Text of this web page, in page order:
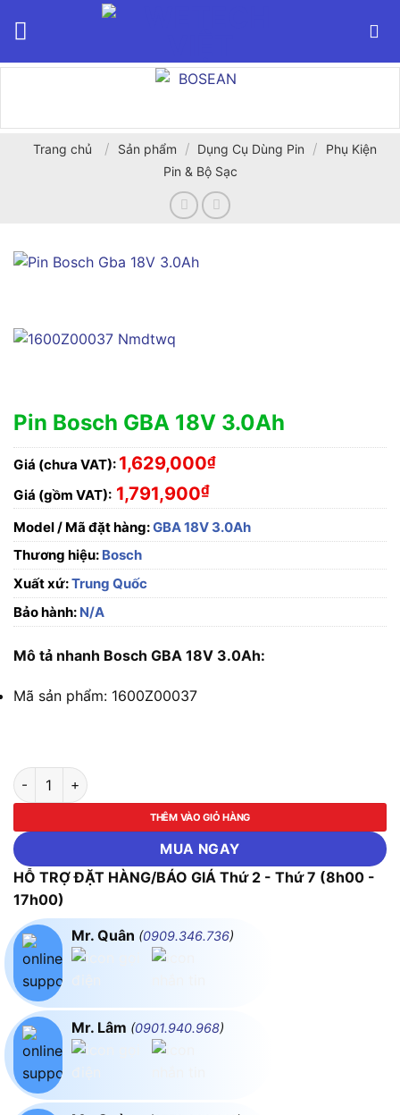
Trang chủ / Sản phẩm / Dụng Cụ Dùng Pin /
Phụ Kiện
Pin & Bộ Sạc
Pin Bosch GBA 18V 3.0Ah
Giá (chưa VAT): 1,629,000₫
Giá (gồm VAT): 1,791,900₫
Model / Mã đặt hàng:GBA 18V 3.0Ah
Thương hiệu: Bosch
Xuất xứ:Trung Quốc
Bảo hành: N/A
Mô tả nhanh Bosch GBA 18V 3.0Ah:
Mã sản phẩm: 1600Z00037
Pin Bosch GBA 18V 3.0Ah số lượng
THÊM VÀO GIỎ HÀNG
MUA NGAY
HỖ TRỢ ĐẶT HÀNG/BÁO GIÁ Thứ 2 - Thứ 7 (8h00 -
17h00)
Mr. Quân (0909.346.736)
Mr. Lâm (0901.940.968)